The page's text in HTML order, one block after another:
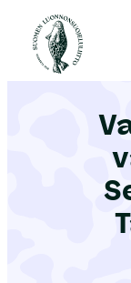
Etusivu